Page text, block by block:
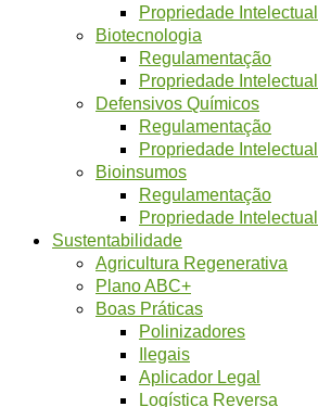
Propriedade Intelectual
Biotecnologia
Regulamentação
Propriedade Intelectual
Defensivos Químicos
Regulamentação
Propriedade Intelectual
Bioinsumos
Regulamentação
Propriedade Intelectual
Sustentabilidade
Agricultura Regenerativa
Plano ABC+
Boas Práticas
Polinizadores
Ilegais
Aplicador Legal
Logística Reversa